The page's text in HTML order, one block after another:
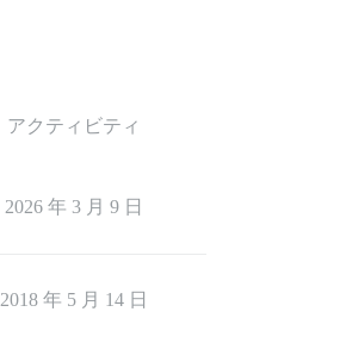
アクティビティ
2026 年 3 月 9 日
2018 年 5 月 14 日